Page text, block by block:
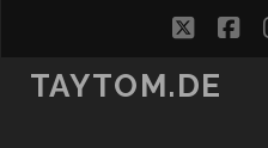
TAYTOM.DE